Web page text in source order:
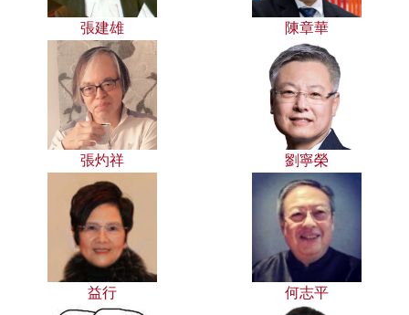
張建雄 陳章華
張灼祥 劉寧榮
益行 何志平